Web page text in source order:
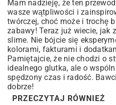
Mam nadzieję, że ten
wasze wątpliwości i
twórczej, choć może i trochę
zabawy! Teraz już wiecie, jak
slime. Nie bójcie się
kolorami, fakturami i
Pamiętajcie, że nie chodzi o
idealnego glutka, ale o
spędzony czas i radość.
dobrze!
PRZECZYTAJ RÓWNIEŻ